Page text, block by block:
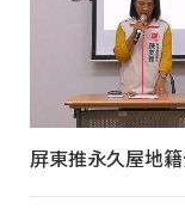
屏東推永久屋地